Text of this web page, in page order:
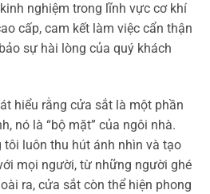
nghiệm trong lĩnh vực cơ khí
cấp, cam kết làm việc cẩn thận
sự hài lòng của quý khách
hiểu rằng cửa sắt là một phần
nó là “bộ mặt” của ngôi nhà.
tôi luôn thu hút ánh nhìn và tạo
mọi người, từ những người ghé
ra, cửa sắt còn thể hiện phong